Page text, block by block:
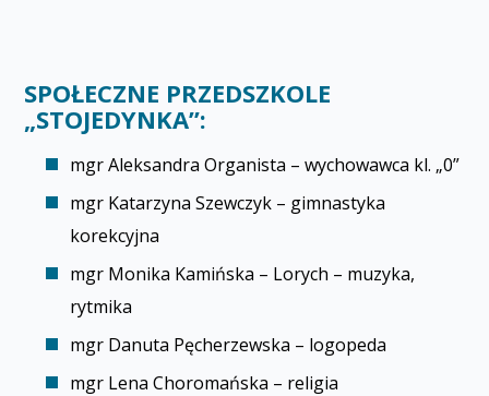
SPOŁECZNE PRZEDSZKOLE
„STOJEDYNKA”:
mgr Aleksandra Organista – wychowawca kl. „0”
mgr Katarzyna Szewczyk – gimnastyka
korekcyjna
mgr Monika Kamińska – Lorych – muzyka,
rytmika
mgr Danuta Pęcherzewska – logopeda
mgr Lena Choromańska – religia